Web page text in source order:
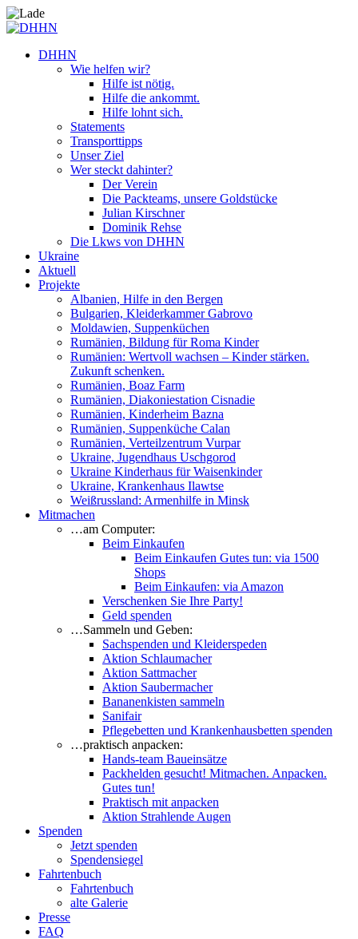
DHHN
Wie helfen wir?
Hilfe ist nötig.
Hilfe die ankommt.
Hilfe lohnt sich.
Statements
Transporttipps
Unser Ziel
Wer steckt dahinter?
Der Verein
Die Packteams, unsere Goldstücke
Julian Kirschner
Dominik Rehse
Die Lkws von DHHN
Ukraine
Aktuell
Projekte
Albanien, Hilfe in den Bergen
Bulgarien, Kleiderkammer Gabrovo
Moldawien, Suppenküchen
Rumänien, Bildung für Roma Kinder
Rumänien: Wertvoll wachsen – Kinder stärken.
Zukunft schenken.
Rumänien, Boaz Farm
Rumänien, Diakoniestation Cisnadie
Rumänien, Kinderheim Bazna
Rumänien, Suppenküche Calan
Rumänien, Verteilzentrum Vurpar
Ukraine, Jugendhaus Uschgorod
Ukraine Kinderhaus für Waisenkinder
Ukraine, Krankenhaus Ilawtse
Weißrussland: Armenhilfe in Minsk
Mitmachen
…am Computer:
Beim Einkaufen
Beim Einkaufen Gutes tun: via 1500
Shops
Beim Einkaufen: via Amazon
Verschenken Sie Ihre Party!
Geld spenden
…Sammeln und Geben:
Sachspenden und Kleiderspeden
Aktion Schlaumacher
Aktion Sattmacher
Aktion Saubermacher
Bananenkisten sammeln
Sanifair
Pflegebetten und Krankenhausbetten spenden
…praktisch anpacken:
Hands-team Baueinsätze
Packhelden gesucht! Mitmachen. Anpacken.
Gutes tun!
Praktisch mit anpacken
Aktion Strahlende Augen
Spenden
Jetzt spenden
Spendensiegel
Fahrtenbuch
Fahrtenbuch
alte Galerie
Presse
FAQ